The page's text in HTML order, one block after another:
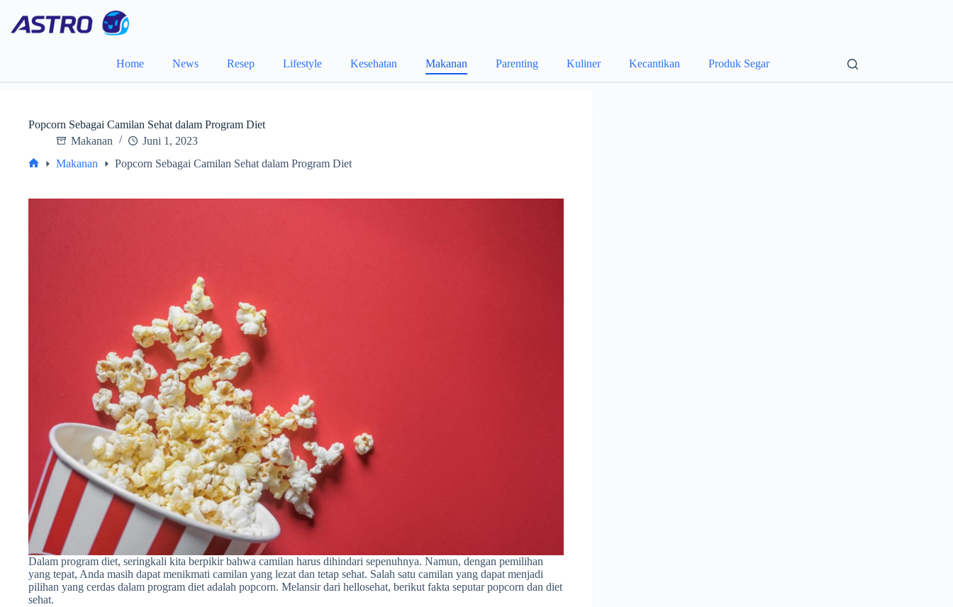
content
Home News Resep Lifestyle Kesehatan Makanan Parenting Kuliner Kecantikan Produk Segar
Popcorn Sebagai Camilan Sehat dalam Program Diet
Makanan
Juni 1, 2023
Makanan Popcorn Sebagai Camilan Sehat dalam Program Diet
Dalam program diet, seringkali kita berpikir bahwa camilan harus dihindari sepenuhnya. Namun, dengan pemilihan
yang tepat, Anda masih dapat menikmati camilan yang lezat dan tetap sehat. Salah satu camilan yang dapat menjadi
pilihan yang cerdas dalam program diet adalah popcorn. Melansir dari hellosehat, berikut fakta seputar popcorn dan diet
sehat.